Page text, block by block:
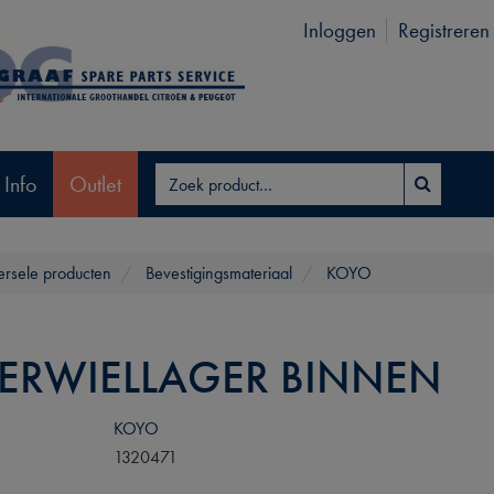
Inloggen Registreren
Info Outlet
producten Bevestigingsmateriaal KOYO
BINNEN
KOYO
1320471